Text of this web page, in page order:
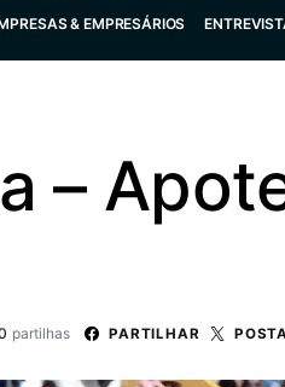
& EMPRESÁRIOS
–
partilhas PARTILHAR